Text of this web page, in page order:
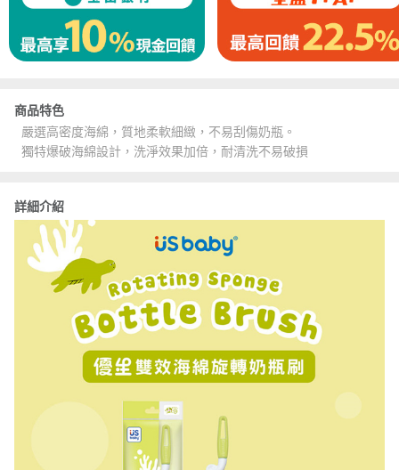
商品特色
嚴選高密度海綿，質地柔軟細緻，不易刮傷奶瓶。
獨特爆破海綿設計，洗淨效果加倍，耐清洗不易破損
詳細介紹